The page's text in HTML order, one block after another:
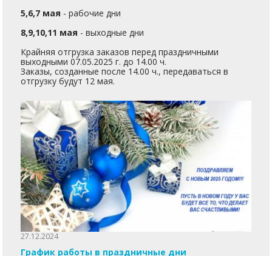
5,6,7 мая - рабочие дни
8,9,10,11 мая - выходные дни
Крайняя отгрузка заказов перед праздничными
выходными 07.05.2025 г. до 14.00 ч.
Заказы, созданные после 14.00 ч., передаваться в
отгрузку будут 12 мая.
27.12.2024
График работы в праздничные дни